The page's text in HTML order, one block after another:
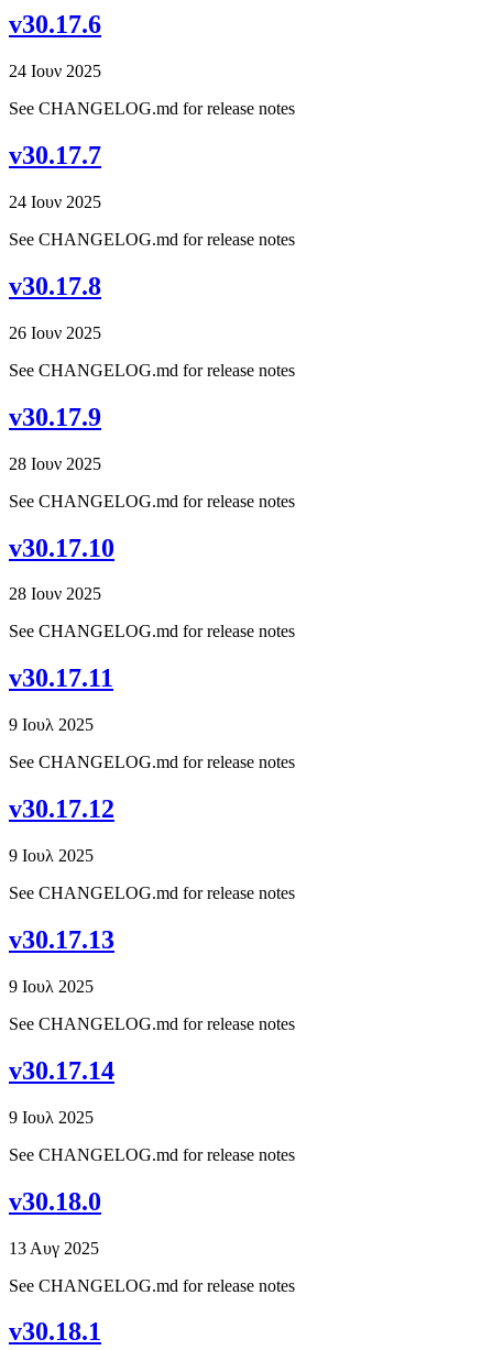
v30.17.6
24 Ιουν 2025
See CHANGELOG.md for release notes
v30.17.7
24 Ιουν 2025
See CHANGELOG.md for release notes
v30.17.8
26 Ιουν 2025
See CHANGELOG.md for release notes
v30.17.9
28 Ιουν 2025
See CHANGELOG.md for release notes
v30.17.10
28 Ιουν 2025
See CHANGELOG.md for release notes
v30.17.11
9 Ιουλ 2025
See CHANGELOG.md for release notes
v30.17.12
9 Ιουλ 2025
See CHANGELOG.md for release notes
v30.17.13
9 Ιουλ 2025
See CHANGELOG.md for release notes
v30.17.14
9 Ιουλ 2025
See CHANGELOG.md for release notes
v30.18.0
13 Αυγ 2025
See CHANGELOG.md for release notes
v30.18.1